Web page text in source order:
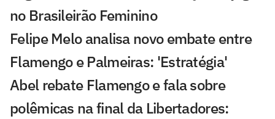
no Brasileirão Feminino
Felipe Melo analisa novo embate entre
Flamengo e Palmeiras: 'Estratégia'
Abel rebate Flamengo e fala sobre
polêmicas na final da Libertadores: